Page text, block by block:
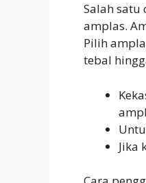
Salah
amplas.
Pilih
tebal
Jika